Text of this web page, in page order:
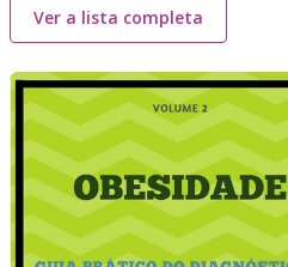
Ver a lista completa